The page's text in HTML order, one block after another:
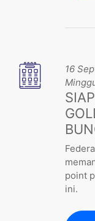
16
point
ini.